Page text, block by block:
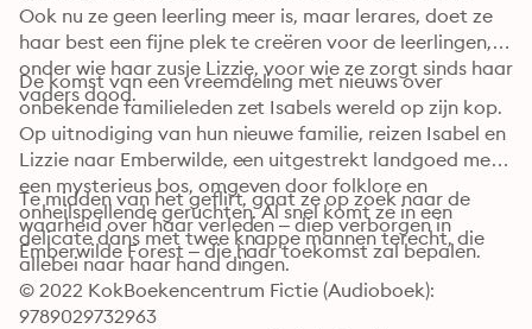
Ook nu ze geen leerling meer is, maar lerares, doet ze
haar best een fijne plek te creëren voor de leerlingen,
onder wie haar zusje Lizzie, voor wie ze zorgt sinds haar
vaders dood.
De komst van een vreemdeling met nieuws over
onbekende familieleden zet Isabels wereld op zijn kop.
Op uitnodiging van hun nieuwe familie, reizen Isabel en
Lizzie naar Emberwilde, een uitgestrekt landgoed met
een mysterieus bos, omgeven door folklore en
onheilspellende geruchten. Al snel komt ze in een
delicate dans met twee knappe mannen terecht, die
allebei naar haar hand dingen.
Te midden van het geflirt, gaat ze op zoek naar de
waarheid over haar verleden – diep verborgen in
Emberwilde Forest – die haar toekomst zal bepalen.
© 2022 KokBoekencentrum Fictie (Audioboek):
9789029732963